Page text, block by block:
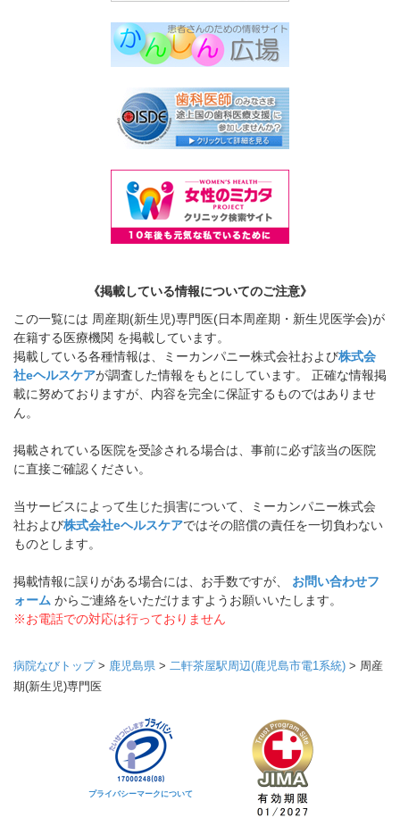
《掲載している情報についてのご注意》
この一覧には 周産期(新生児)専門医(日本周産期・新生児医学会)が
在籍する医療機関 を掲載しています。
掲載している各種情報は、ミーカンパニー株式会社および株式会
社eヘルスケアが調査した情報をもとにしています。 正確な情報掲
載に努めておりますが、内容を完全に保証するものではありませ
ん。
掲載されている医院を受診される場合は、事前に必ず該当の医院
に直接ご確認ください。
当サービスによって生じた損害について、ミーカンパニー株式会
社および株式会社eヘルスケアではその賠償の責任を一切負わない
ものとします。
掲載情報に誤りがある場合には、お手数ですが、 お問い合わせフ
ォーム からご連絡をいただけますようお願いいたします。
※お電話での対応は行っておりません
病院なびトップ> 鹿児島県 > 二軒茶屋駅周辺(鹿児島市電1系統) > 周産
期(新生児)専門医
プライバシーマークについて